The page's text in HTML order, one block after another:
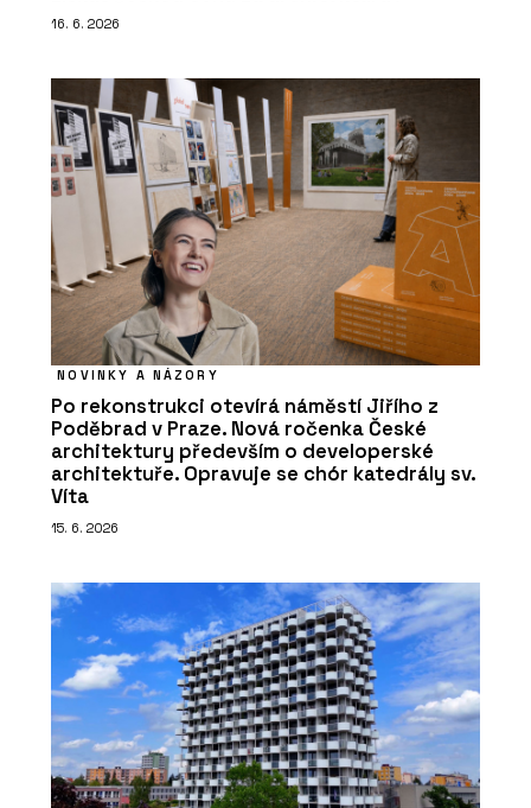
16. 6. 2026
NOVINKY A NÁZORY
Po rekonstrukci otevírá náměstí Jiřího z
Poděbrad v Praze. Nová ročenka České
architektury především o developerské
architektuře. Opravuje se chór katedrály sv.
Víta
15. 6. 2026